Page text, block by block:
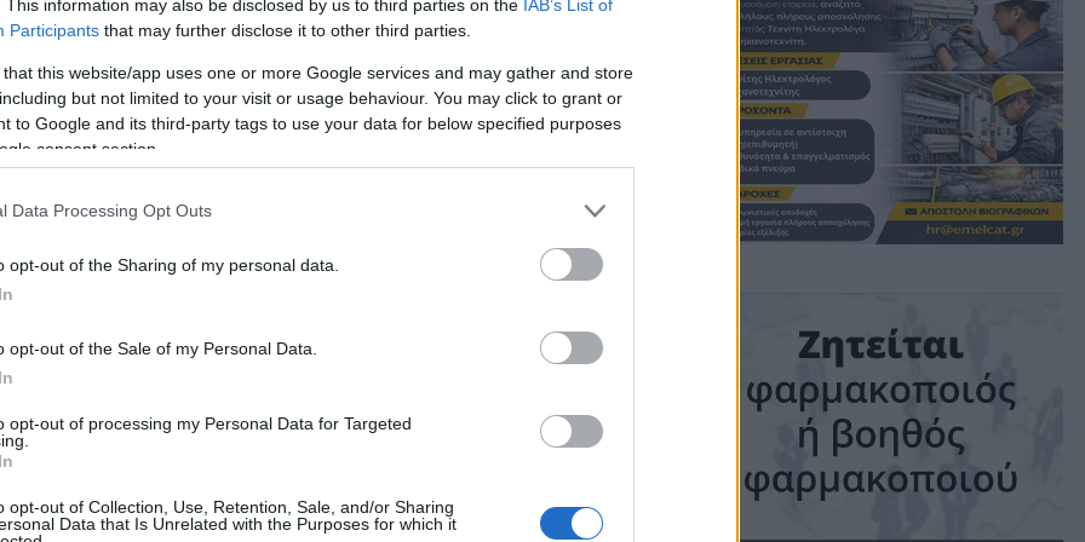
This information may also be disclosed by us to third parties on the IAB’s List of
Participants that may further disclose it to other third parties.
that this website/app uses one or more Google services and may gather and store
but not limited to your visit or usage behaviour. You may click to grant or
to Google and its third-party tags to use your data for below specified purposes
consent section.
Data Processing Opt Outs
opt-out of the Sharing of my personal data.
opt-out of the Sale of my Personal Data.
opt-out of processing my Personal Data for Targeted
opt-out of Collection, Use, Retention, Sale, and/or Sharing
Data that Is Unrelated with the Purposes for which it
και μάθετε πρώτοι όλες τις ειδήσεις!
των σχετικών συμβάσεων